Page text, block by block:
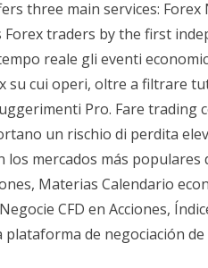
three main services: Forex
traders by the first
reale gli eventi
su cui operi, oltre a filtrare
Pro. Fare trading
un rischio di perdita
mercados más populares
Materias Calendario
CFD en Acciones,
de negociación de